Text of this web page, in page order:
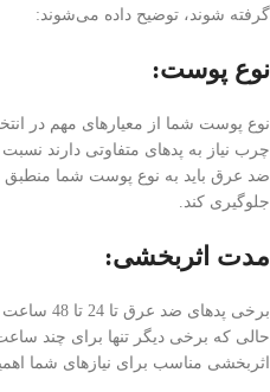
گرفته شوند، توضیح داده می‌شوند:
نوع پوست:
نوع پوست شما از معیارهای مهم در
چرب نیاز به پد‌های متفاوتی دارند
ضد عرق باید به نوع پوست شما منطبق
جلوگیری کند.
مدت اثربخشی:
برخی پد‌های
حالی که برخی دیگر تنها برای چند
اثربخشی مناسب برای نیازهای شما